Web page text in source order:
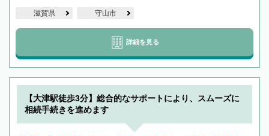
滋賀県 守山市
詳細を見る
【大津駅徒歩3分】総合的なサポートにより、スムーズに
相続手続きを進めます